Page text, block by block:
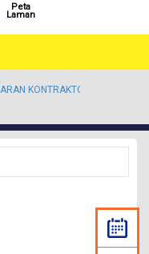
Peta
Laman
KONTRAKTOR KALI